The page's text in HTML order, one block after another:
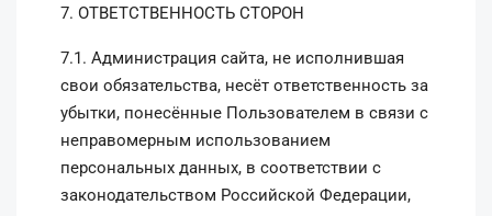
7. ОТВЕТСТВЕННОСТЬ СТОРОН
7.1. Администрация сайта, не исполнившая
свои обязательства, несёт ответственность за
убытки, понесённые Пользователем в связи с
неправомерным использованием
персональных данных, в соответствии с
законодательством Российской Федерации,